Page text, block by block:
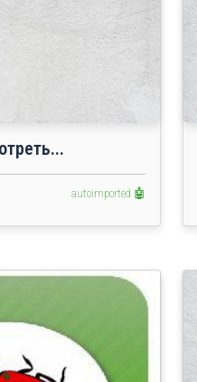
autoimported 🤖